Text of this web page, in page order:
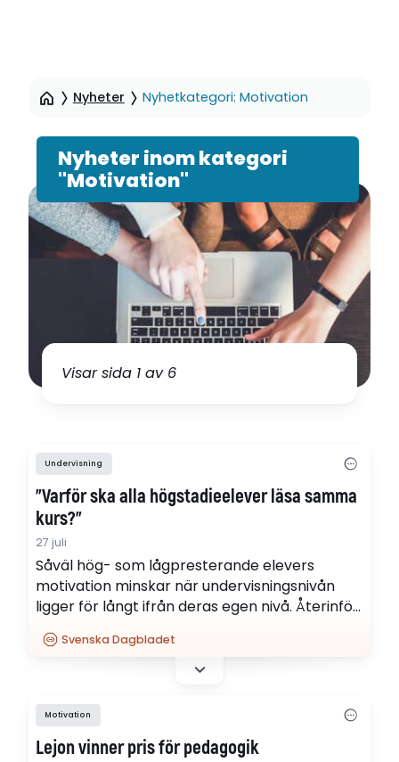
sidinnehåll
Nyheter Nyhetkategori: Motivation
Nyheter inom kategori
"Motivation"
Visar sida 1 av 6
Undervisning
”Varför ska alla högstadie­elever läsa samma
kurs?”
27 juli
Såväl hög- som lågpresterande elevers
motivation minskar när undervisningsnivån
ligger för långt ifrån deras egen nivå. Återinför
nivåanpassade kurser för att möta elevernas
olika förutsättningar, skriver högstadieläraren
Svenska Dagbladet
Motivation
Lejon vinner pris för pedagogik